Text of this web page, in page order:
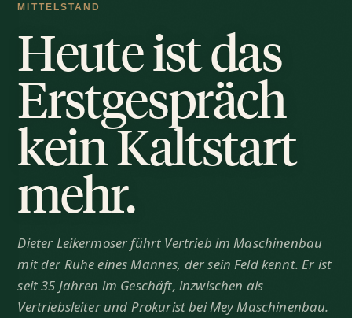
MITTELSTAND
Heute ist das
Erstgespräch
kein Kaltstart
mehr.
Dieter Leikermoser führt Vertrieb im Maschinenbau
mit der Ruhe eines Mannes, der sein Feld kennt. Er ist
seit 35 Jahren im Geschäft, inzwischen als
Vertriebsleiter und Prokurist bei Mey Maschinenbau.